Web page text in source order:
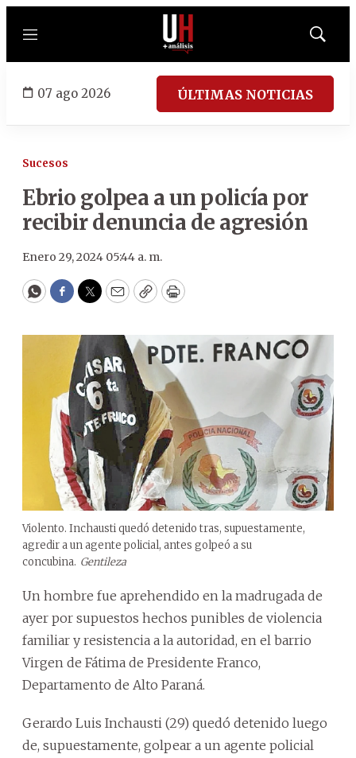
Menú
Mostrar
07 ago 2026 ÚLTIMAS NOTICIAS
Sucesos
Ebrio golpea a un policía por
recibir denuncia de agresión
Enero 29, 2024 05:44 a. m.
WhatsApp
Facebook
Twitter
EmailCopyPrint
Violento. Inchausti quedó detenido tras, supuestamente,
agredir a un agente policial, antes golpeó a su
concubina. Gentileza
Un hombre fue aprehendido en la madrugada de
ayer por supuestos hechos punibles de violencia
familiar y resistencia a la autoridad, en el barrio
Virgen de Fátima de Presidente Franco,
Departamento de Alto Paraná.
Gerardo Luis Inchausti (29) quedó detenido luego
de, supuestamente, golpear a un agente policial